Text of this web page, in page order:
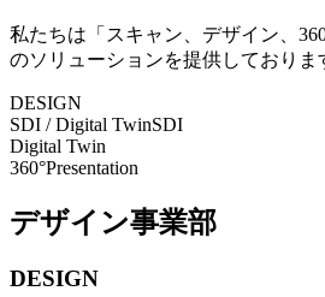
私たちは「スキャン、デザイン、
のソリューションを提供しておりま
DESIGN
SDI / Digital TwinSDI
Digital Twin
360°Presentation
デザイン事業部
DESIGN